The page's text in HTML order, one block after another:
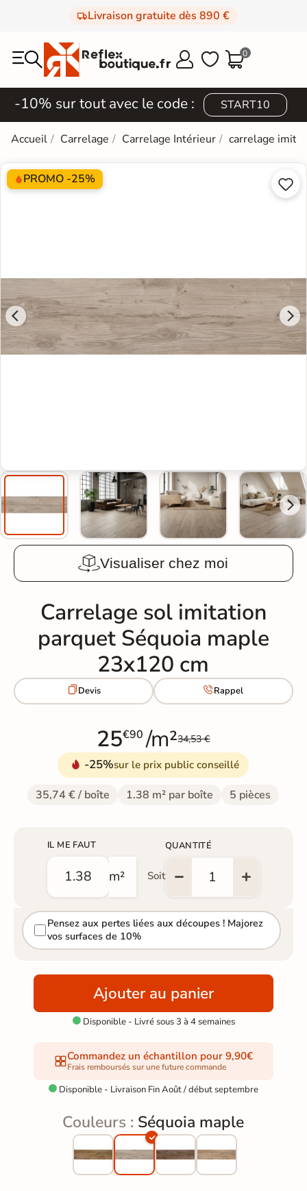
Livraison gratuite dès 890 €
  0
-10% sur tout avec le code : START10
Accueil Carrelage Carrelage Intérieur carrelage
PROMO -25% 

Visualiser chez moi
Carrelage sol imitation
parquet Séquoia maple
23x120 cm
Devis Rappel
25€90 /m²34,53 €
-25%sur le prix public conseillé
35,74 € / boîte 1.38 m² par boîte 5 pièces
IL ME FAUT
m² Soit
QUANTITÉ
Pensez aux pertes liées aux découpes ! Majorez
vos surfaces de 10%
Ajouter au panier
Disponible - Livré sous 3 à 4 semaines
Commandez un échantillon pour 9,90€
Frais remboursés sur une future commande
 Disponible - Livraison Fin Août / début septembre
Couleurs : Séquoia maple